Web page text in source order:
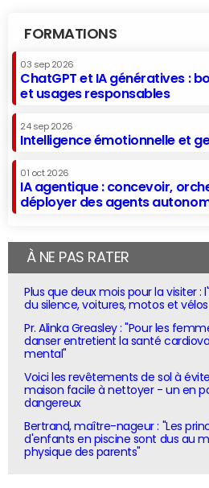
FORMATIONS
03 sep 2026
ChatGPT et IA génératives :
et usages responsables
24 sep 2026
Intelligence émotionnelle et
01 oct 2026
IA agentique : concevoir,
déployer des agents
À NE PAS RATER
Plus que deux mois pour la visiter :
du silence, voitures, motos et
Pr. Alinka Greasley : "Pour les
danser entretient la santé
mental"
Voici les revêtements de sol à
maison facile à nettoyer - un en
dangereux
Bertrand, maître-nageur : "Les
d'enfants en piscine sont dus au
physique des parents"